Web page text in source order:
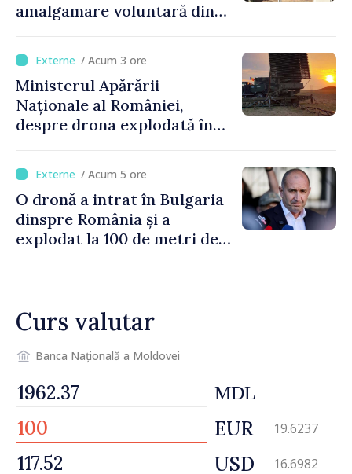
amalgamare voluntară din
orășenesc a aprobat decizia
finală
/ Acum 3 ore
Ministerul Apărării
Naționale al României,
despre drona explodată în
nu au detectat niciun
vehicul aerian”
/ Acum 5 ore
O dronă a intrat în Bulgaria
dinspre România și a
explodat la 100 de metri de
Curs valutar
Banca Națională a Moldovei
MDL
EUR 19.6237
USD 16.6982